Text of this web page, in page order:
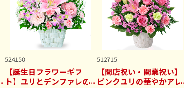
524150
【誕生日フラワーギフ
ト】ユリとデンファレの
512715
【開店祝い・開業祝い】
ピンクユリの華やかアレ